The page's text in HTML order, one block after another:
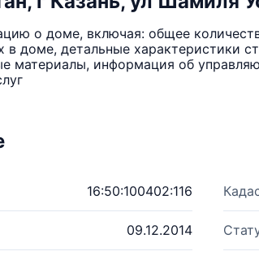
о доме, включая: общее
доме, детальные характеристики
материалы, информация об
16:50:100402:116
09.12.2014